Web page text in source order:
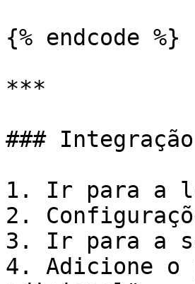
{% endcode %}
***
###
1. Ir para a
2.
3. Ir para a
4. Adicione o